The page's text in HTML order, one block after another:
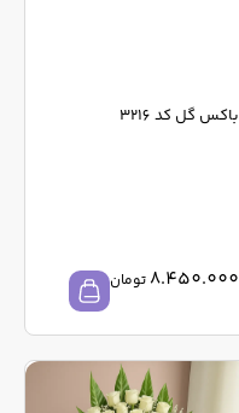
باکس گل کد 3216
8.450.000 تومان